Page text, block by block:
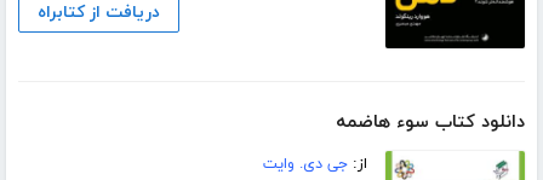
دریافت از کتابراه
دانلود کتاب سوء هاضمه
از:جی دی. وایت